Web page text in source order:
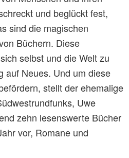
und beglückt fest,
sind die magischen
Büchern. Diese
selbst und die Welt zu
auf Neues. Und um diese
stellt der ehemalige
Uwe
zehn lesenswerte Bücher
vor, Romane und